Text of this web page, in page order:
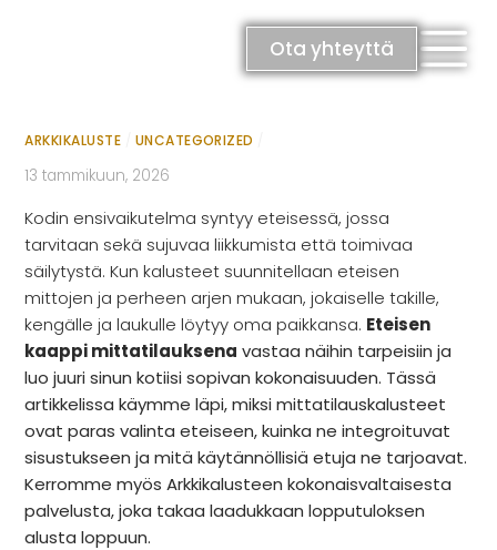
Ota yhteyttä
RATKAISUT
Keittiöt
Kylpyhuoneet
Eteiset
Kodinhoitohuoneet
Makuuhuoneet
INSPIRAATIO
Eteisen kaappi mittatilaus –
yksilöllinen ratkaisu jokaiseen
ARKKIKALUSTE UNCATEGORIZED
13 tammikuun, 2026
Kodin ensivaikutelma syntyy eteisessä, jossa
tarvitaan sekä sujuvaa liikkumista että toimivaa
säilytystä. Kun kalusteet suunnitellaan eteisen
mittojen ja perheen arjen mukaan, jokaiselle takille,
kengälle ja laukulle löytyy oma paikkansa. Eteisen
kaappi mittatilauksena vastaa näihin tarpeisiin ja
luo juuri sinun kotiisi sopivan kokonaisuuden. Tässä
artikkelissa käymme läpi, miksi mittatilauskalusteet
ovat paras valinta eteiseen, kuinka ne integroituvat
sisustukseen ja mitä käytännöllisiä etuja ne tarjoavat.
Kerromme myös Arkkikalusteen kokonaisvaltaisesta
palvelusta, joka takaa laadukkaan lopputuloksen
alusta loppuun.